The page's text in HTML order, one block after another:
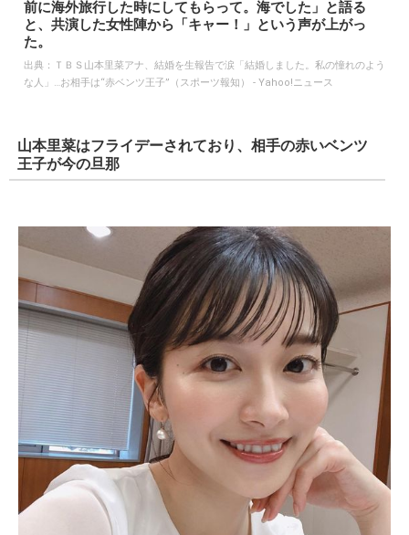
前に海外旅行した時にしてもらって。海でした」と語る
と、共演した女性陣から「キャー！」という声が上がっ
た。
出典：
ＴＢＳ山本里菜アナ、結婚を生報告で涙「結婚しました。私の憧れのよう
な人」…お相手は“赤ベンツ王子”（スポーツ報知） - Yahoo!ニュース
山本里菜はフライデーされており、相手の赤いベンツ
王子が今の旦那